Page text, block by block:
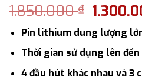
1.850.000₫ Giá
gốc
là:
Pin lithium dung lượng
Thời gian sử dụng lên
4 đầu hút khác nhau và 3